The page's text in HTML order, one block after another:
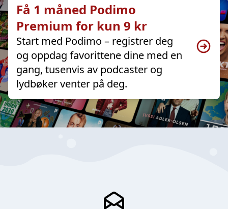
Få 1 måned Podimo
Premium for kun 9 kr
Start med Podimo – registrer deg
og oppdag favorittene dine med en
gang, tusenvis av podcaster og
lydbøker venter på deg.